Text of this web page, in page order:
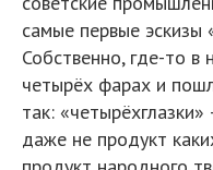
самые первые эскизы
Собственно, где-то
четырёх фарах и
так:
даже не продукт